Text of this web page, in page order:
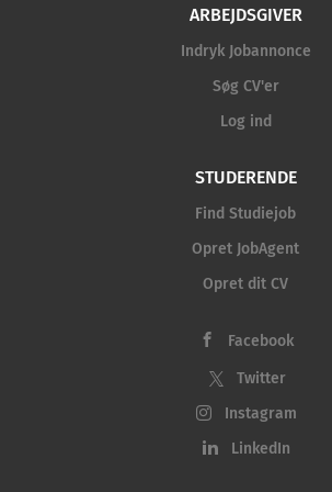
ARBEJDSGIVER
Indryk Jobannonce
Søg CV'er
Log ind
STUDERENDE
Find Studiejob
Opret JobAgent
Opret dit CV
Facebook
Twitter
Instagram
LinkedIn